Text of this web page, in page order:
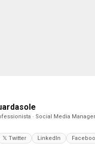
· Social Media
𝕏 Twitter LinkedIn